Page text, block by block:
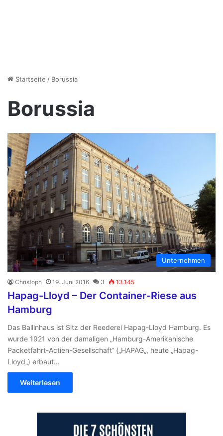
Startseite / Borussia
Borussia
Unternehmen
Christoph 19. Juni 2016 3 13.145
Hapag-Lloyd – Der Container-Riese aus
Hamburg
Das Ballinhaus ist Sitz der Reederei Hapag-Lloyd Hamburg. Es
wurde 1921 von der damaligen „Hamburg-Amerikanische
Packetfahrt-Actien-Gesellschaft“ („HAPAG„, heute „Hapag-
Lloyd„) erbaut…
Weiterlesen